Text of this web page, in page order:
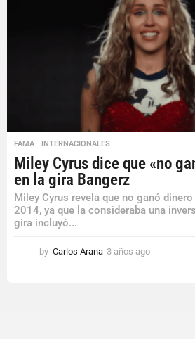
a
g
FAMA INTERNACIONALES
Miley Cyrus dice que «no
en la gira Bangerz
Miley Cyrus revela que no ganó
2014, ya que la consideraba una
gira incluyó...
by Carlos Arana 3 años ago